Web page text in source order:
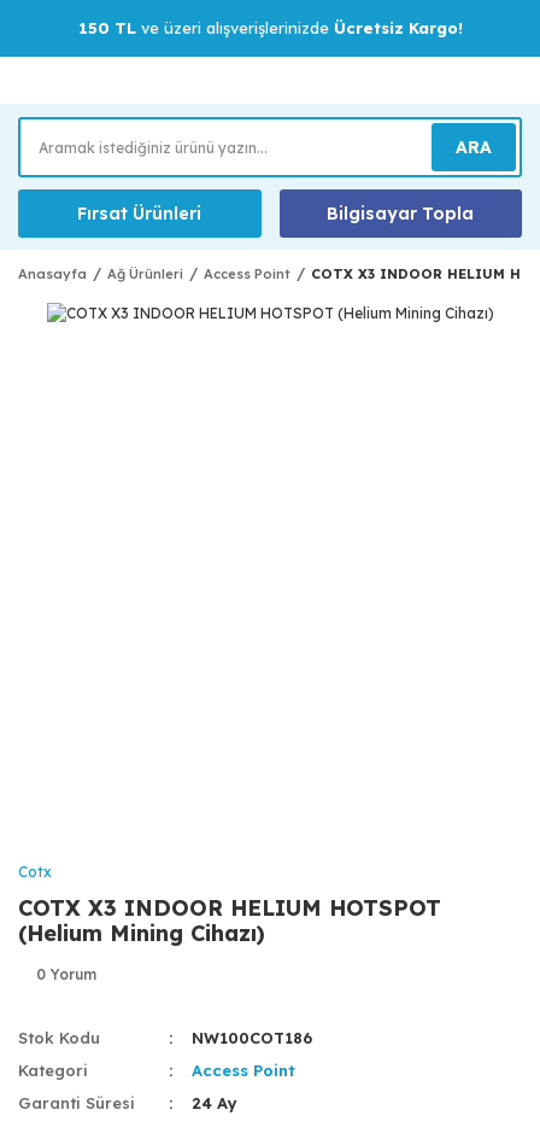
150 TLve üzeri alışverişlerinizde Ücretsiz Kargo!
ARA
Fırsat Ürünleri Bilgisayar Topla
Anasayfa Ağ Ürünleri Access Point COTX X3 INDOOR HELIUM
Cotx
COTX X3 INDOOR HELIUM HOTSPOT
(Helium Mining Cihazı)
0 Yorum
Stok Kodu
NW100COT186
Kategori
Access Point
Garanti Süresi
24 Ay